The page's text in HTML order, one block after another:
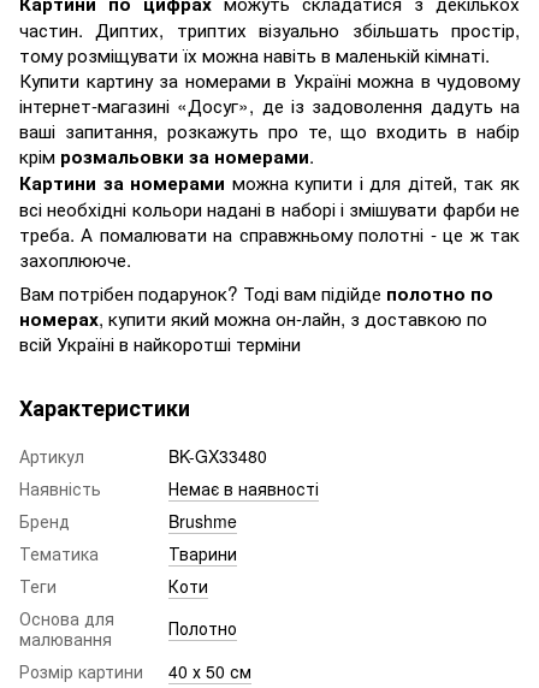
частин. Диптих, триптих візуально збільшать простір,
тому розміщувати їх можна навіть в маленькій кімнаті.
Купити картину за номерами в Україні можна в чудовому
інтернет-магазині «Досуг», де із задоволення дадуть на
ваші запитання, розкажуть про те, що входить в набір
крім розмальовки за номерами.
Картини за номерами можна купити і для дітей, так як
всі необхідні кольори надані в наборі і змішувати фарби не
треба. А помалювати на справжньому полотні - це ж так
захоплююче.
Вам потрібен подарунок? Тоді вам підійде полотно по
номерах, купити який можна он-лайн, з доставкою по
всій Україні в найкоротші терміни
Характеристики
Артикул
BK-GX33480
Наявність
Немає в наявності
Бренд
Brushme
Тематика
Тварини
Теги
Коти
Основа для
малювання
Полотно
Розмір картини
40 х 50 см